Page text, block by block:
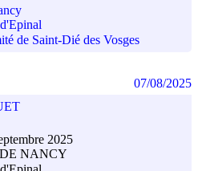
de Saint-Dié des Vosges
2025
NANCY
07/08/2025